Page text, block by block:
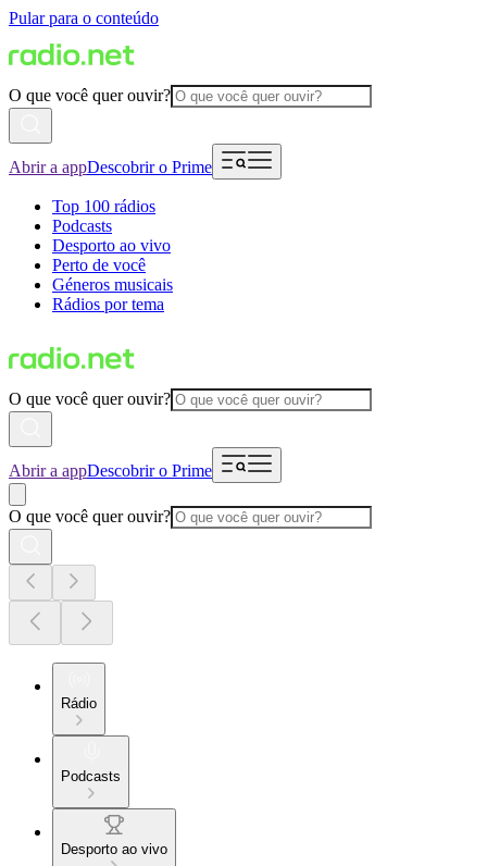
Pular para o conteúdo
O que você quer ouvir?
Abrir a appDescobrir o Prime
Top 100 rádios
Podcasts
Desporto ao vivo
Perto de você
Géneros musicais
Rádios por tema
O que você quer ouvir?
Abrir a appDescobrir o Prime
O que você quer ouvir?
Rádio
Podcasts
Desporto ao vivo